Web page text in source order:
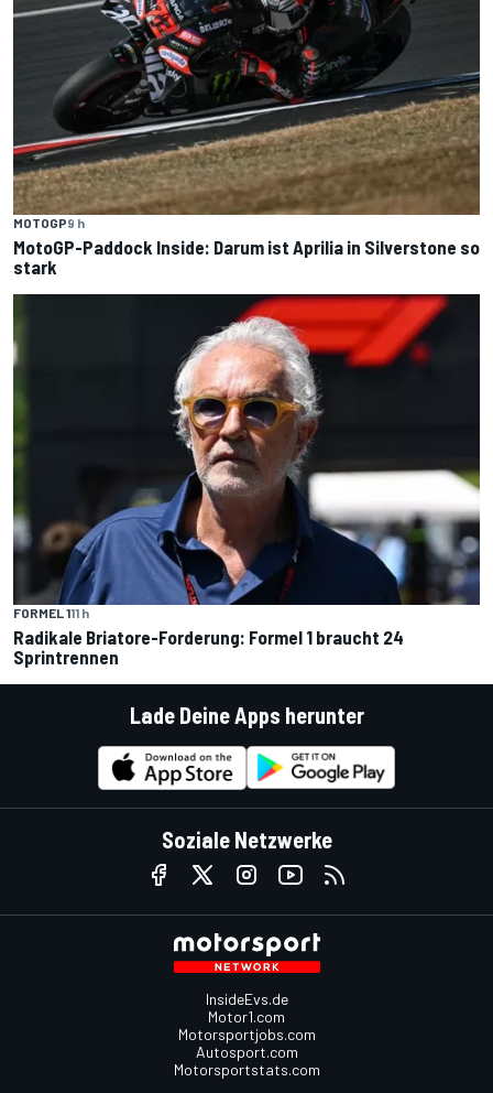
MOTOGP9 h
MotoGP-Paddock Inside: Darum ist Aprilia in Silverstone so
stark
FORMEL 111 h
Radikale Briatore-Forderung: Formel 1 braucht 24
Sprintrennen
Lade Deine Apps herunter
Soziale Netzwerke
InsideEvs.de
Motor1.com
Motorsportjobs.com
Autosport.com
Motorsportstats.com